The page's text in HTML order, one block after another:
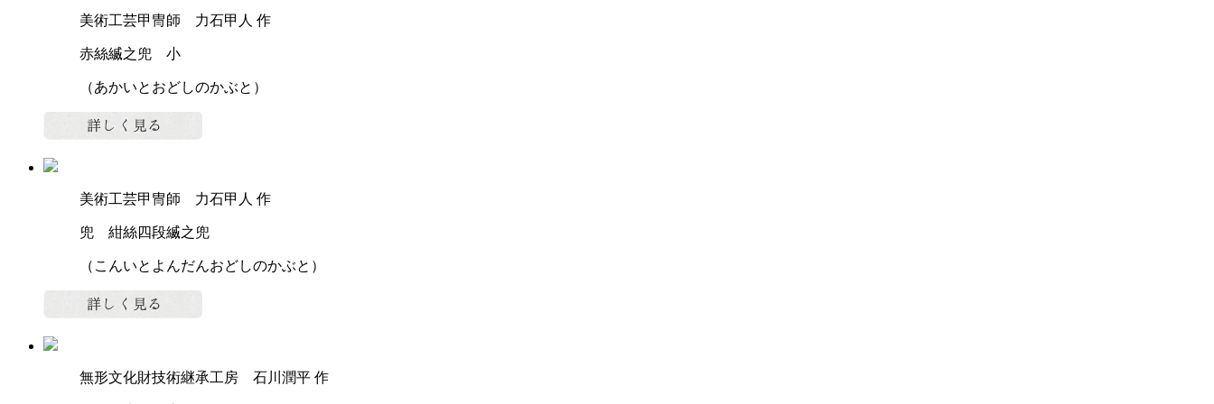
美術工芸甲冑師 力石甲人 作
赤絲縅之兜 小
（あかいとおどしのかぶと）
美術工芸甲冑師 力石甲人 作
兜 紺絲四段縅之兜
（こんいとよんだんおどしのかぶと）
無形文化財技術継承工房 石川潤平 作